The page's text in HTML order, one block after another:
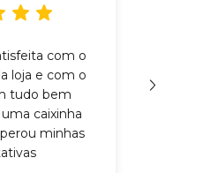
com o
loja e com o
tudo bem
caixinha
minhas